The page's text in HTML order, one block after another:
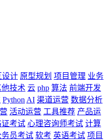
设计 原型规划 项目管理 业务
他技术 云 php 算法 前端开发
Python AI 渠道运营 数据分析
活动运营 工具推荐 产品运
考试 心理咨询师考试 计算
务员考试 软考 英语考试 项目